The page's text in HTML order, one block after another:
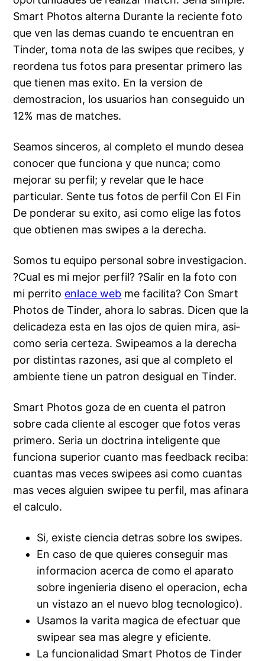
Smart Photos alterna Durante la reciente foto
que ven las demas cuando te encuentran en
Tinder, toma nota de las swipes que recibes, y
reordena tus fotos para presentar primero las
que tienen mas exito. En la version de
demostracion, los usuarios han conseguido un
12% mas de matches.
Seamos sinceros, al completo el mundo desea
conocer que funciona y que nunca; como
mejorar su perfil; y revelar que le hace
particular. Sente tus fotos de perfil Con El Fin
De ponderar su exito, asi­ como elige las fotos
que obtienen mas swipes a la derecha.
Somos tu equipo personal sobre investigacion.
?Cual es mi mejor perfil? ?Salir en la foto con
mi perrito enlace web me facilita? Con Smart
Photos de Tinder, ahora lo sabras. Dicen que la
delicadeza esta en las ojos de quien mira, asi­
como seri­a certeza. Swipeamos a la derecha
por distintas razones, asi que al completo el
ambiente tiene un patron desigual en Tinder.
Smart Photos goza de en cuenta el patron
sobre cada cliente al escoger que fotos veras
primero. Seri­a un doctrina inteligente que
funciona superior cuanto mas feedback reciba:
cuantas mas veces swipees asi­ como cuantas
mas veces alguien swipee tu perfil, mas afinara
el calculo.
Si, existe ciencia detras sobre los swipes.
En caso de que quieres conseguir mas
informacion acerca de como el aparato
sobre ingenieria diseno el operacion, echa
un vistazo an el nuevo blog tecnologico).
Usamos la varita magica de efectuar que
swipear sea mas alegre y eficiente.
La funcionalidad Smart Photos de Tinder